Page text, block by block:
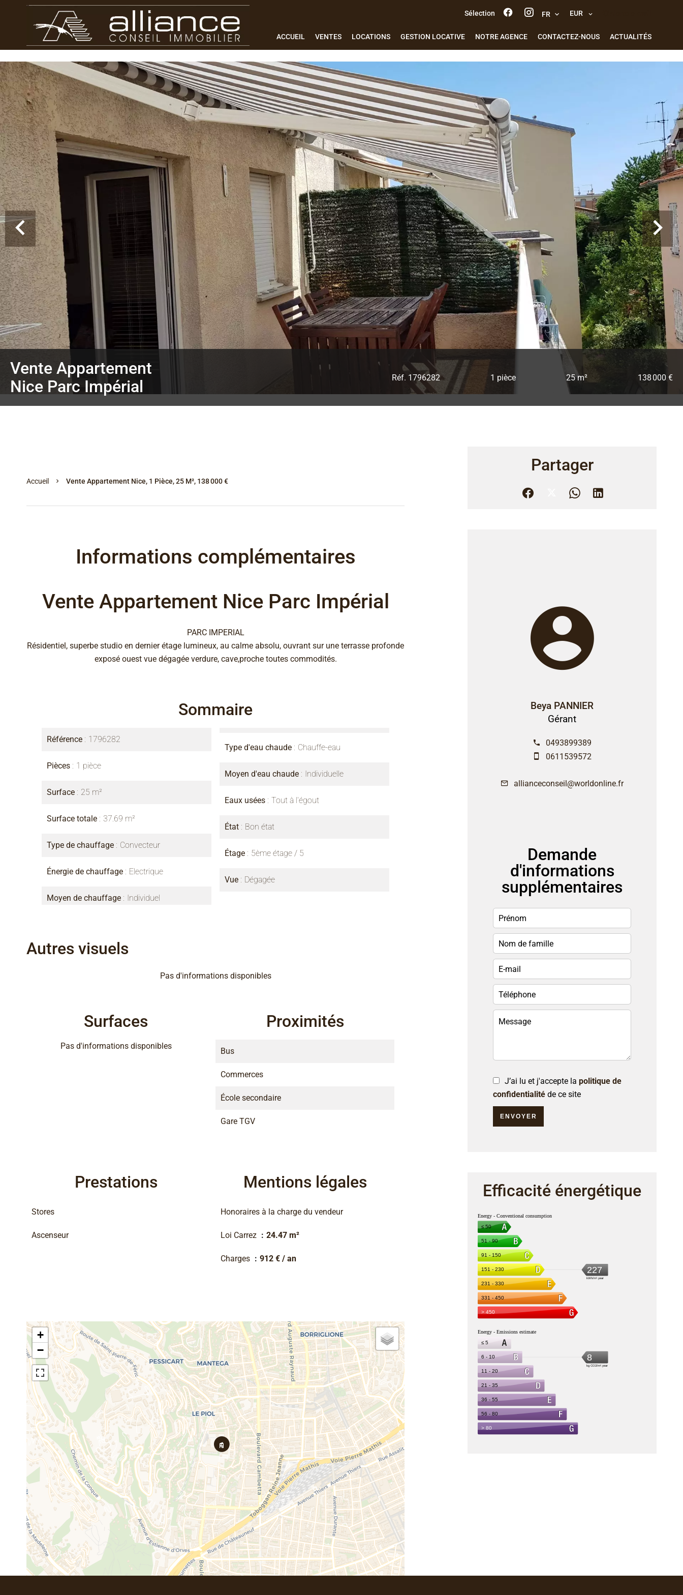
Sélection FR EUR
ACCUEIL VENTES LOCATIONS GESTION LOCATIVE NOTRE AGENCE CONTACTEZ-NOUS ACTUALITÉS
Vente Appartement
Nice Parc Impérial
Réf. 1796282 1 pièce 25 m² 138 000 €
Accueil Vente Appartement Nice, 1 Pièce, 25 M², 138 000 €
Informations complémentaires
Vente Appartement Nice Parc Impérial
PARC IMPERIAL
Résidentiel, superbe studio en dernier étage lumineux, au calme absolu, ouvrant sur une terrasse profonde
exposé ouest vue dégagée verdure, cave,proche toutes commodités.
Sommaire
Référence 1796282
Pièces 1 pièce
Surface 25 m²
Surface totale 37.69 m²
Type de chauffage Convecteur
Énergie de chauffage Electrique
Moyen de chauffage Individuel
Type d'eau chaude Chauffe-eau
Moyen d'eau chaude Individuelle
Eaux usées Tout à l'égout
État Bon état
Étage 5ème étage / 5
Vue Dégagée
Autres visuels
Pas d'informations disponibles
Surfaces
Pas d'informations disponibles
Proximités
Bus
Commerces
École secondaire
Gare TGV
Prestations
Stores
Ascenseur
Mentions légales
Honoraires à la charge du vendeur
Loi Carrez 24.47 m²
Charges 912 € / an
+
−
Partager
Beya PANNIER
Gérant
0493899389
0611539572
allianceconseil@worldonline.fr
Demande
d'informations
supplémentaires
J’ai lu et j'accepte la politique de
confidentialité de ce site
ENVOYER
Efficacité énergétique